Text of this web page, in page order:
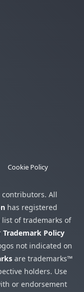
Cookie Policy
contributors. All
has registered
list of trademarks of
Trademark Policy
not indicated on
are trademarks™
holders. Use
or endorsement